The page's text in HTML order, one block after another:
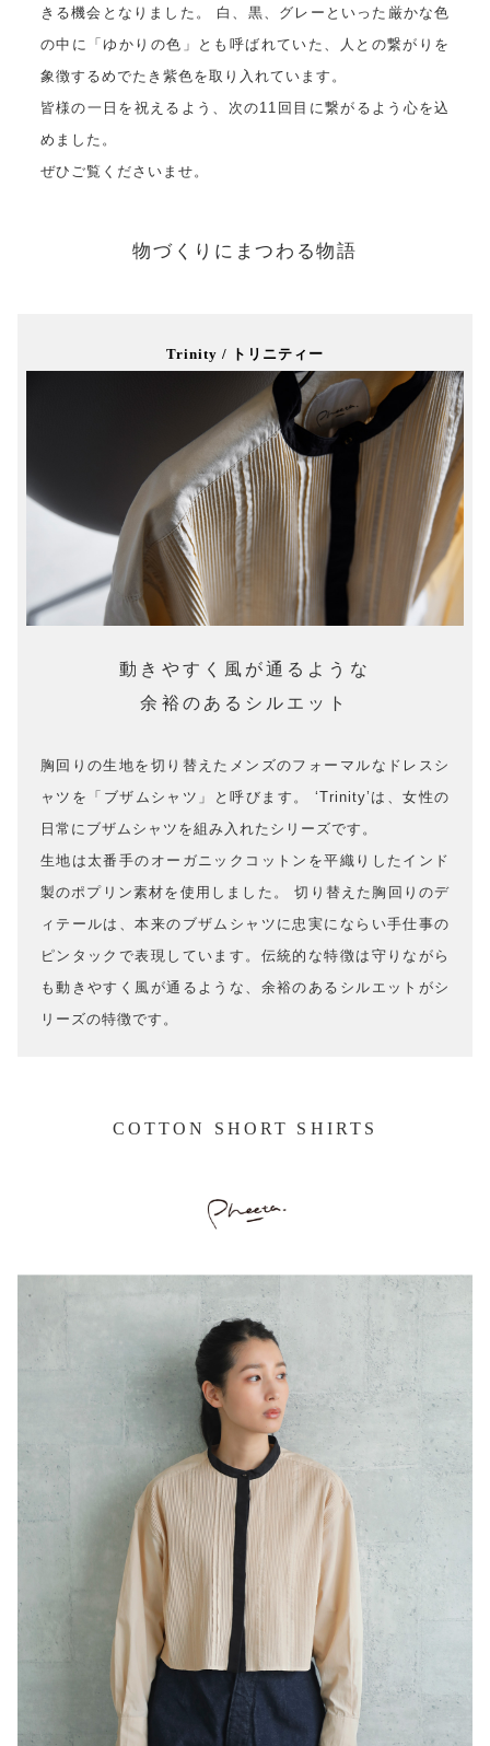
きる機会となりました。 白、黒、グレーといった厳かな色
の中に「ゆかりの色」とも呼ばれていた、人との繋がりを
象徴するめでたき紫色を取り入れています。
皆様の一日を祝えるよう、次の11回目に繋がるよう心を込
めました。
ぜひご覧くださいませ。
物づくりにまつわる物語
Trinity / トリニティー
動きやすく風が通るような
余裕のあるシルエット
胸回りの生地を切り替えたメンズのフォーマルなドレスシ
ャツを「ブザムシャツ」と呼びます。 ‘Trinity’は、女性の
日常にブザムシャツを組み入れたシリーズです。
生地は太番手のオーガニックコットンを平織りしたインド
製のポプリン素材を使用しました。 切り替えた胸回りのデ
ィテールは、本来のブザムシャツに忠実にならい手仕事の
ピンタックで表現しています。伝統的な特徴は守りながら
も動きやすく風が通るような、余裕のあるシルエットがシ
リーズの特徴です。
COTTON SHORT SHIRTS